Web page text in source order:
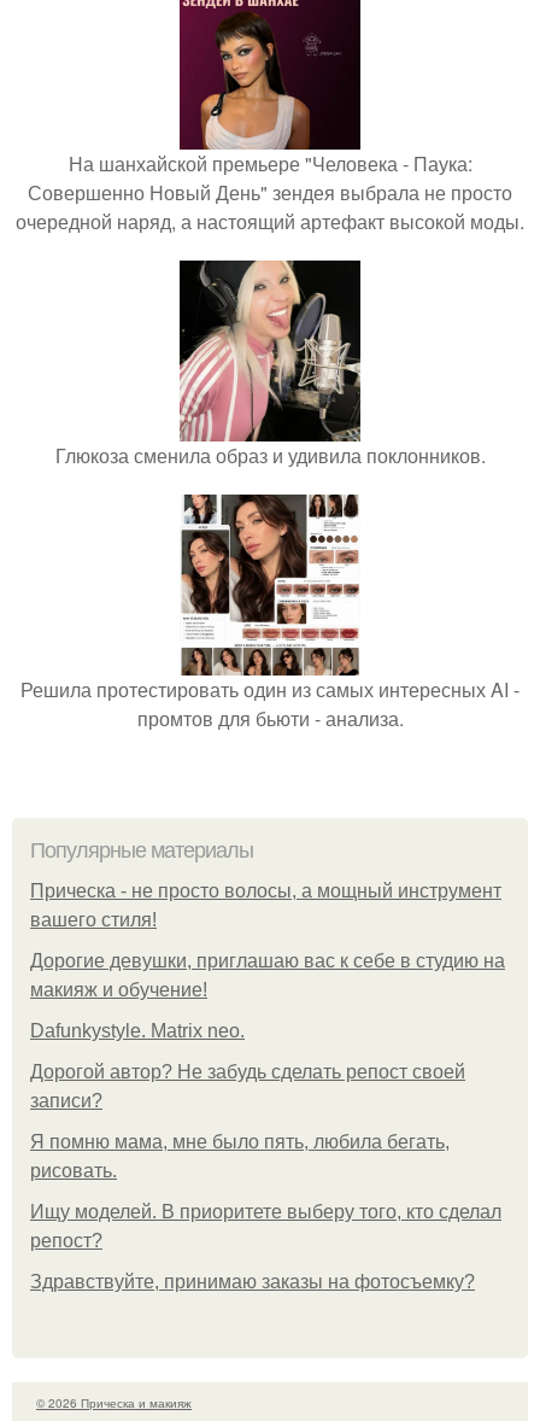
На шанхайской премьере "Человека - Паука:
Совершенно Новый День" зендея выбрала не просто
очередной наряд, а настоящий артефакт высокой моды.
Глюкоза сменила образ и удивила поклонников.
Решила протестировать один из самых интересных AI -
промтов для бьюти - анализа.
Популярные материалы
Прическа - не просто волосы, а мощный инструмент
вашего стиля!
Дорогие девушки, приглашаю вас к себе в студию на
макияж и обучение!
Dafunkystyle. Matrix neo.
Дорогой автор? Не забудь сделать репост своей
записи?
Я помню мама, мне было пять, любила бегать,
рисовать.
Ищу моделей. В приоритете выберу того, кто сделал
репост?
Здравствуйте, принимаю заказы на фотосъемку?
© 2026 Прическа и макияж